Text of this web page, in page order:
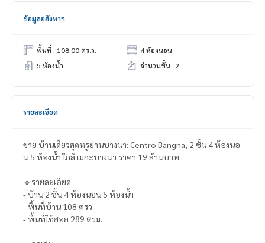
ข้อมูลอสังหาฯ
พื้นที่ : 108.00 ตร.ว.
4 ห้องนอน
5 ห้องน้ำ
จำนวนชั้น : 2
รายละเอียด
ขาย บ้านเดี่ยวสุดหรูย่านบางนา: Centro Bangna, 2 ชั้น 4 ห้องนอ
น 5 ห้องน้ำ ใกล้ เมกะบางนา ราคา 19 ล้านบาท
🔹รายละเอียด
- บ้าน 2 ชั้น 4 ห้องนอน 5 ห้องน้ำ
- พื้นที่บ้าน 108 ตรว.
- พื้นที่ใช้สอย 289 ตรม.